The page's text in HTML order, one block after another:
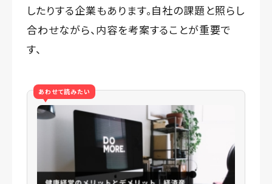
したりする企業もあります。自社の課題と照らし
合わせながら、内容を考案することが重要で
す、
あわせて読みたい